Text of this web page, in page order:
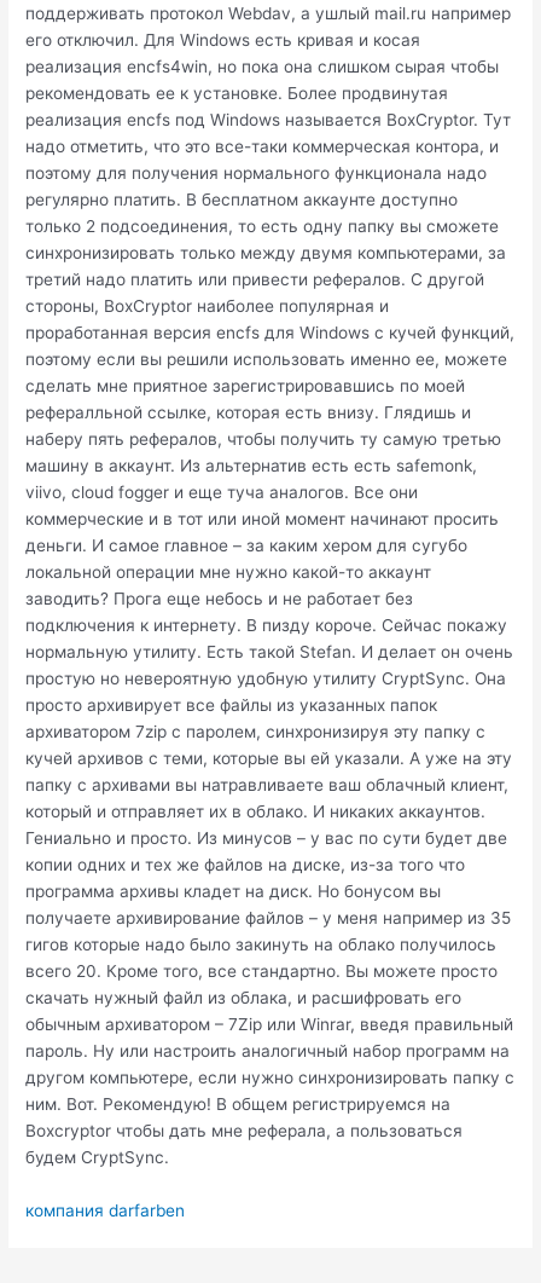
поддерживать протокол Webdav, а ушлый mail.ru например
его отключил. Для Windows есть кривая и косая
реализация encfs4win, но пока она слишком сырая чтобы
рекомендовать ее к установке. Более продвинутая
реализация encfs под Windows называется BoxCryptor. Тут
надо отметить, что это все-таки коммерческая контора, и
поэтому для получения нормального функционала надо
регулярно платить. В бесплатном аккаунте доступно
только 2 подсоединения, то есть одну папку вы сможете
синхронизировать только между двумя компьютерами, за
третий надо платить или привести рефералов. С другой
стороны, BoxCryptor наиболее популярная и
проработанная версия encfs для Windows с кучей функций,
поэтому если вы решили использовать именно ее, можете
сделать мне приятное зарегистрировавшись по моей
рефералльной ссылке, которая есть внизу. Глядишь и
наберу пять рефералов, чтобы получить ту самую третью
машину в аккаунт. Из альтернатив есть есть safemonk,
viivo, cloud fogger и еще туча аналогов. Все они
коммерческие и в тот или иной момент начинают просить
деньги. И самое главное – за каким хером для сугубо
локальной операции мне нужно какой-то аккаунт
заводить? Прога еще небось и не работает без
подключения к интернету. В пизду короче. Сейчас покажу
нормальную утилиту. Есть такой Stefan. И делает он очень
простую но невероятную удобную утилиту CryptSync. Она
просто архивирует все файлы из указанных папок
архиватором 7zip с паролем, синхронизируя эту папку с
кучей архивов с теми, которые вы ей указали. А уже на эту
папку с архивами вы натравливаете ваш облачный клиент,
который и отправляет их в облако. И никаких аккаунтов.
Гениально и просто. Из минусов – у вас по сути будет две
копии одних и тех же файлов на диске, из-за того что
программа архивы кладет на диск. Но бонусом вы
получаете архивирование файлов – у меня например из 35
гигов которые надо было закинуть на облако получилось
всего 20. Кроме того, все стандартно. Вы можете просто
скачать нужный файл из облака, и расшифровать его
обычным архиватором – 7Zip или Winrar, введя правильный
пароль. Ну или настроить аналогичный набор программ на
другом компьютере, если нужно синхронизировать папку с
ним. Вот. Рекомендую! В общем регистрируемся на
Boxcryptor чтобы дать мне реферала, а пользоваться
будем CryptSync.
компания darfarben